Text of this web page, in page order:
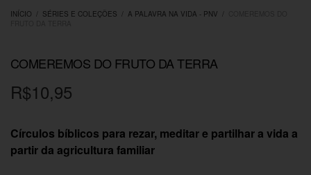
INÍCIO SÉRIES E COLEÇÕES A PALAVRA NA VIDA - PNV
COMEREMOS DO FRUTO DA TERRA
R$10,95
Círculos bíblicos para rezar, meditar e partilhar a vida a
partir da agricultura familiar